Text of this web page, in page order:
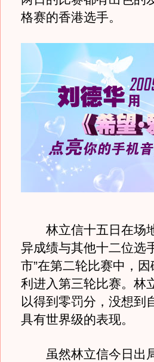
格赛的香港选手。
林立信十五日在场地
异成绩与其他十二位选
市”在第二轮比赛中，
利进入第三轮比赛。林
以得到零罚分，没想到
具有世界级的表现。
虽然林立信今日出局